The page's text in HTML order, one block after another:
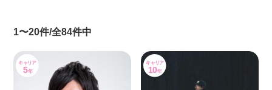
1〜20件/全84件中
キャリア
5年
キャリア
10年